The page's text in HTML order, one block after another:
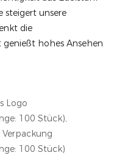
steigert unsere
die
genießt hohes Ansehen
Logo
100 Stück),
100 Stück)